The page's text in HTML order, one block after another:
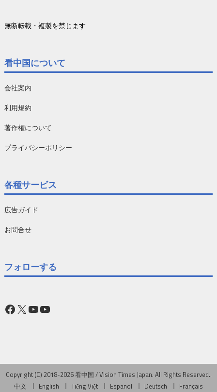
無断転載・複製を禁じます
看中国について
会社案内
利用規約
著作権について
プライバシーポリシー
各種サービス
広告ガイド
お問合せ
フォローする
Facebook
X YouTube
YouTube
Copyright (C) 2018-2026 看中国 / Vision Times Japan. All Rights Reserved..
中文
English Tiếng Việt Español Deutsch Français